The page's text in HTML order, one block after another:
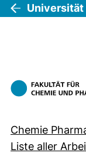
Universität
Chemie
Liste aller